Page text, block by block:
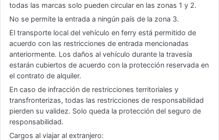
todas las marcas solo pueden circular en las zonas 1 y 2.
No se permite la entrada a ningún país de la zona 3.
El transporte local del vehículo en ferry está permitido de
acuerdo con las restricciones de entrada mencionadas
anteriormente. Los daños al vehículo durante la travesía
estarán cubiertos de acuerdo con la protección reservada en
el contrato de alquiler.
En caso de infracción de restricciones territoriales y
transfronterizas, todas las restricciones de responsabilidad
pierden su validez. Solo queda la protección del seguro de
responsabilidad.
Cargos al viajar al extranjero: